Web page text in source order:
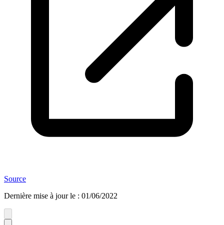
Source
Dernière mise à jour le : 01/06/2022